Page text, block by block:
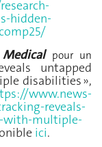
hidden-
pour un
untapped
disabilities »,
www.news-
reveals-
with-multiple-
ici.